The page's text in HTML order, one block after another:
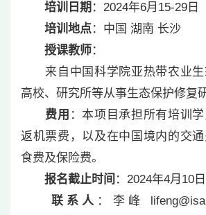
培训日期 ：2024年6月15-29日
培训地点：中国 湖南 长沙
授课教师：
来自中国科学院亚热带农业生
高校、研究所等从事生态保护修复
费用 ：本项目承担所有培训
返机票费，以及在中国境内的交
食费及保险费。
报名截止时间 ：2024年4月10日
联系人 ：李峰